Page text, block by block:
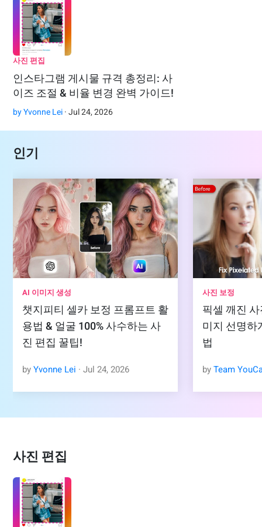
사진 편집
인스타그램 게시물 규격 총정리: 사
이즈 조절 & 비율 변경 완벽 가이드!
byYvonne Lei · Jul 24, 2026
인기
AI 이미지 생성
챗지피티 셀카 보정 프롬프트 활
용법 & 얼굴 100% 사수하는 사
진 편집 꿀팁!
byYvonne Lei · Jul 24, 2026
사진 보정
픽셀 깨진
미지 선명하
법
byTeam
사진 편집